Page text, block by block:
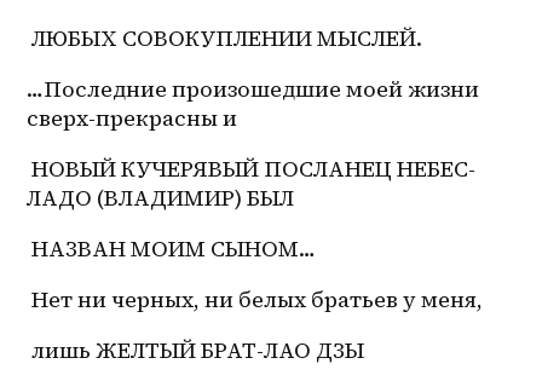
ЛЮБЫХ СОВОКУПЛЕНИИ МЫСЛЕЙ.
…Последние произошедшие моей жизни
сверх-прекрасны и
НОВЫЙ КУЧЕРЯВЫЙ ПОСЛАНЕЦ НЕБЕС-
ЛАДО (ВЛАДИМИР) БЫЛ
НАЗВАН МОИМ СЫНОМ…
Нет ни черных, ни белых братьев у меня,
лишь ЖЕЛТЫЙ БРАТ-ЛАО ДЗЫ